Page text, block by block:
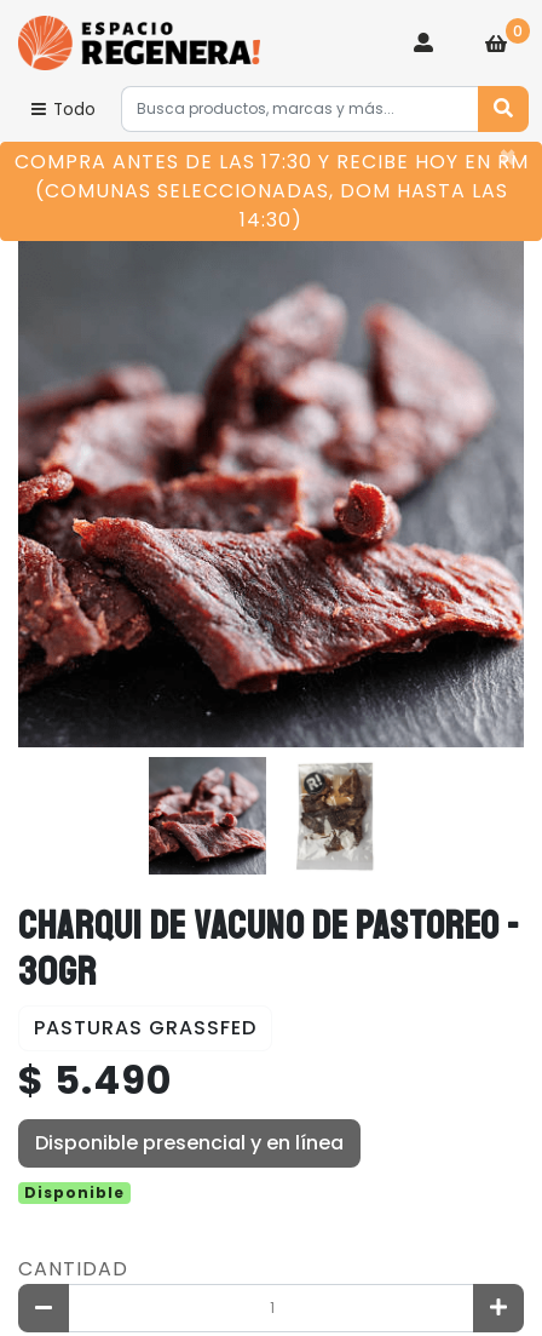
Todo
0
COMPRA ANTES DE LAS 17:30 Y RECIBE HOY EN RM
(COMUNAS SELECCIONADAS, DOM HASTA LAS
14:30)
×
CHARQUI DE VACUNO DE PASTOREO -
30GR
PASTURAS GRASSFED
$ 5.490
Disponible presencial y en línea
Disponible
CANTIDAD